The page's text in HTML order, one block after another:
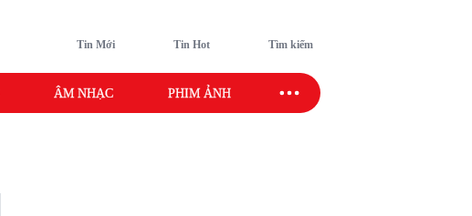
Tin Mới Tin Hot Tìm kiếm
ÂM NHẠC PHIM ẢNH SAO SPORT